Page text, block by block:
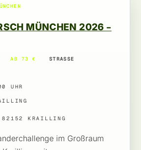
MÜNCHEN 2026 –
AB 73 € STRASSE
UHR
82152 KRAILLING
im Großraum